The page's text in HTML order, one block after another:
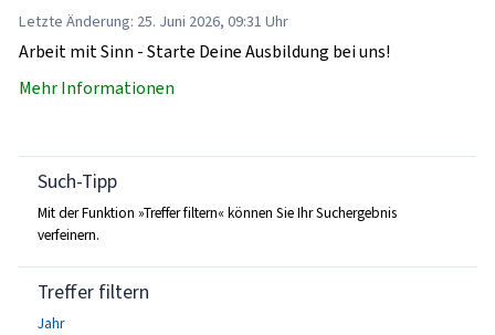
Letzte Änderung: 25. Juni 2026, 09:31 Uhr
Arbeit mit Sinn - Starte Deine Ausbildung bei uns!
Mehr Informationen
Such-Tipp
Mit der Funktion »Treffer filtern« können Sie Ihr Suchergebnis
verfeinern.
Treffer filtern
Jahr